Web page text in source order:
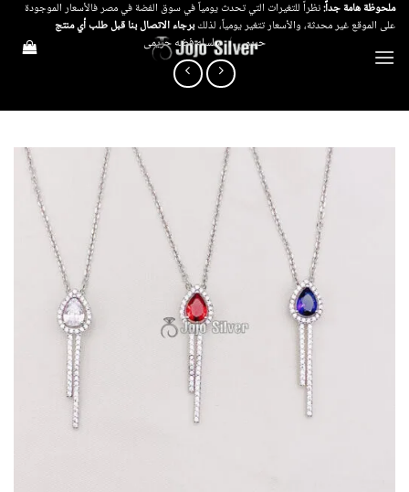
تخطي
للمحتوى
ملحوظة هامة جداً:نظراً للتغيرات التي تحدث يومياً في سوق الفضة في مصر فالأسعار الموجودة
على الموقع غير محدثة، والأسعار تتغير يومياً، لذلكبرجاء الاتصال بنا قبل طلب أي منتج
حريمي / سلسله فضه حريمى